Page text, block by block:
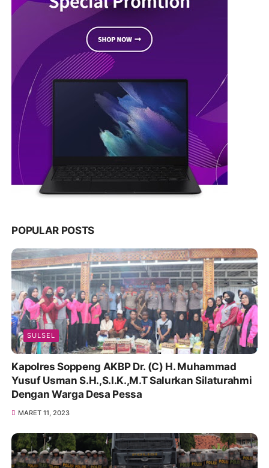
POPULAR POSTS
SULSEL
Kapolres Soppeng AKBP Dr. (C) H. Muhammad
Yusuf Usman S.H.,S.I.K.,M.T Salurkan Silaturahmi
Dengan Warga Desa Pessa
MARET 11, 2023